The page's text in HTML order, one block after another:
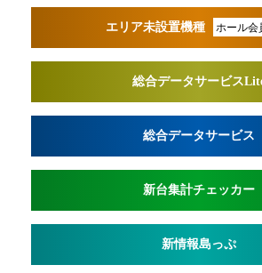
エリア未設置機種 ホール会
総合データサービス
総合データサービス
新台集計チェッカー
新情報島っぷ